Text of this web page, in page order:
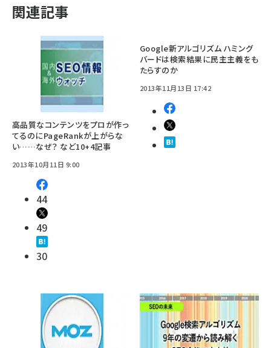
関連記事
高品質なコンテンツをプロが作っ
てるのにPageRankが上がらな
い……なぜ？ など10+4記事
2013年10月11日 9:00
44
49
30
Google新アルゴリズム ハミング
バードは検索結果に民主主義をも
たらすのか
2013年11月13日 17:42